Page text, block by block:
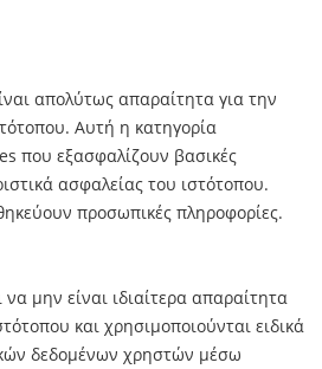
απολύτως απαραίτητα για την
Αυτή η κατηγορία
που εξασφαλίζουν βασικές
ασφαλείας του ιστότοπου.
προσωπικές πληροφορίες.
μην είναι ιδιαίτερα απαραίτητα
και χρησιμοποιούνται ειδικά
δεδομένων χρηστών μέσω